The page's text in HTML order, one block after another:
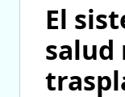
El
salud